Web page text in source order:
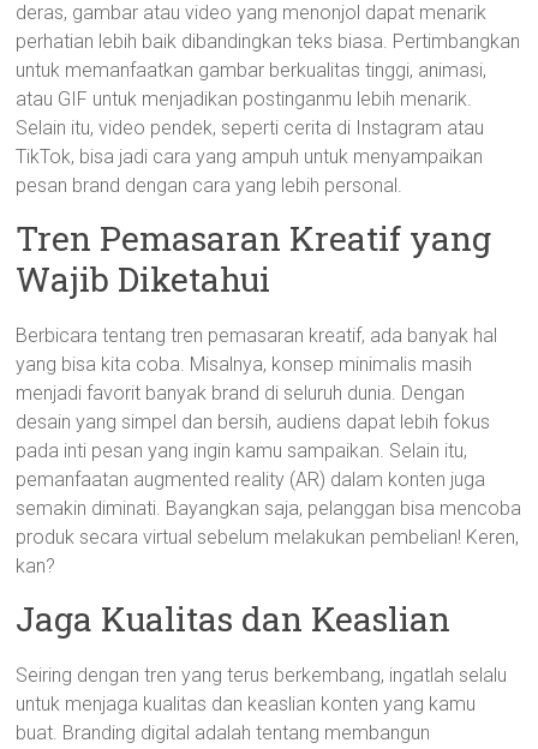
deras, gambar atau video yang menonjol dapat menarik
perhatian lebih baik dibandingkan teks biasa. Pertimbangkan
untuk memanfaatkan gambar berkualitas tinggi, animasi,
atau GIF untuk menjadikan postinganmu lebih menarik.
Selain itu, video pendek, seperti cerita di Instagram atau
TikTok, bisa jadi cara yang ampuh untuk menyampaikan
pesan brand dengan cara yang lebih personal.
Tren Pemasaran Kreatif yang
Wajib Diketahui
Berbicara tentang tren pemasaran kreatif, ada banyak hal
yang bisa kita coba. Misalnya, konsep minimalis masih
menjadi favorit banyak brand di seluruh dunia. Dengan
desain yang simpel dan bersih, audiens dapat lebih fokus
pada inti pesan yang ingin kamu sampaikan. Selain itu,
pemanfaatan augmented reality (AR) dalam konten juga
semakin diminati. Bayangkan saja, pelanggan bisa mencoba
produk secara virtual sebelum melakukan pembelian! Keren,
kan?
Jaga Kualitas dan Keaslian
Seiring dengan tren yang terus berkembang, ingatlah selalu
untuk menjaga kualitas dan keaslian konten yang kamu
buat. Branding digital adalah tentang membangun